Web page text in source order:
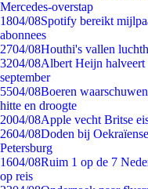
Mercedes-overstap
1804/08Spotify bereikt
abonnees
2704/08Houthi's vallen
3204/08Albert Heijn halveert
september
5504/08Boeren
hitte en droogte
2004/08Apple vecht Britse
2604/08Doden bij
Petersburg
1604/08Ruim 1 op de 7
op reis